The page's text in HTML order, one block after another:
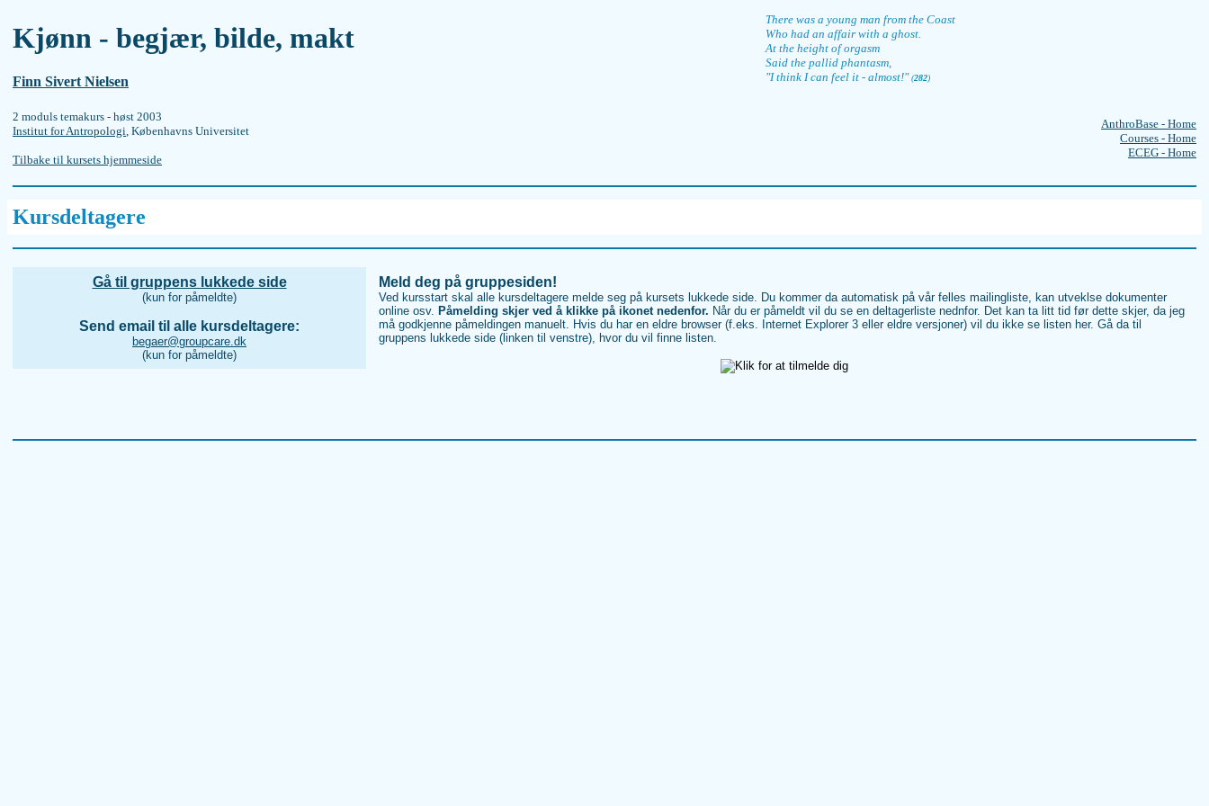
Kjønn - begjær, bilde, makt
Finn Sivert Nielsen
There was a young man from the Coast
Who had an affair with a ghost.
At the height of orgasm
Said the pallid phantasm,
"I think I can feel it - almost!"(282)
2 moduls temakurs - høst 2003
Institut for Antropologi, Københavns Universitet
Tilbake til kursets hjemmeside
AnthroBase - Home
Courses - Home
ECEG - Home
Kursdeltagere
Gå til gruppens lukkede side
(kun for påmeldte)
Send email til alle kursdeltagere:
begaer@groupcare.dk
(kun for påmeldte)
Meld deg på gruppesiden!
Ved kursstart skal alle kursdeltagere melde seg på kursets lukkede side. Du kommer da automatisk på vår felles mailingliste, kan utveklse dokumenter
online osv. Påmelding skjer ved å klikke på ikonet nedenfor. Når du er påmeldt vil du se en deltagerliste nednfor. Det kan ta litt tid før dette skjer, da jeg
må godkjenne påmeldingen manuelt. Hvis du har en eldre browser (f.eks. Internet Explorer 3 eller eldre versjoner) vil du ikke se listen her. Gå da til
gruppens lukkede side (linken til venstre), hvor du vil finne listen.